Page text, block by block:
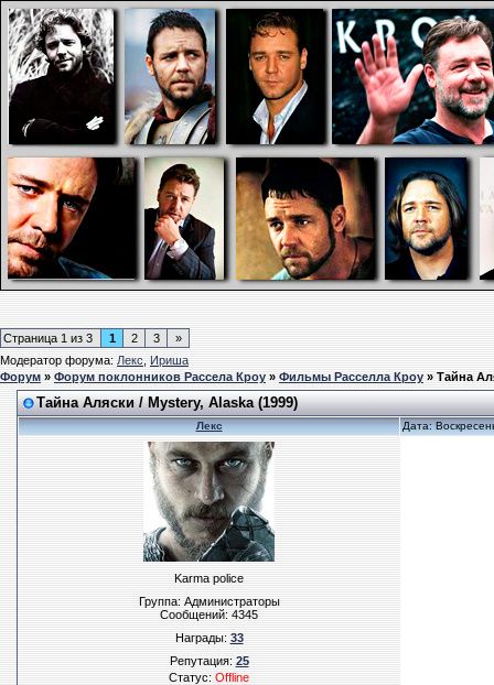
Страница 1 из 3 1 2 3
»
Модератор форума:Лекс,Ириша
Форум»Форум поклонников Рассела Кроу»Фильмы Расселла Кроу»Тайна
Тайна Аляски / Mystery, Alaska (1999)
Лекс Дата:
Karma police
Группа: Администраторы
Сообщений:4345
Награды:33
Репутация:25
Статус:Offline